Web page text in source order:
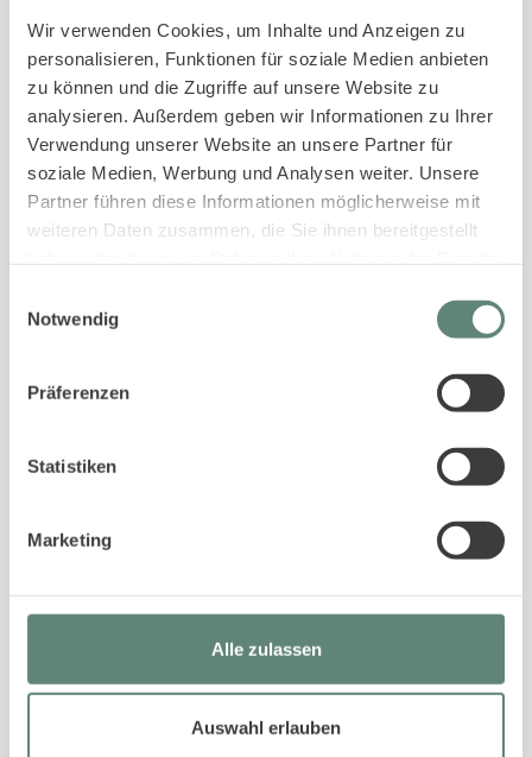
Wir verwenden Cookies, um Inhalte und Anzeigen zu
personalisieren, Funktionen für soziale Medien anbieten
zu können und die Zugriffe auf unsere Website zu
analysieren. Außerdem geben wir Informationen zu Ihrer
Verwendung unserer Website an unsere Partner für
soziale Medien, Werbung und Analysen weiter. Unsere
Partner führen diese Informationen möglicherweise mit
weiteren Daten zusammen, die Sie ihnen bereitgestellt
Notwendig
Präferenzen
Statistiken
Marketing
Alle zulassen
Auswahl erlauben
Sofortige Buchungsbestätigung
An- und Abreise kontaktlos möglich
Bestpreis-Garantie für Ihren Urlaub
PASSENDE UNTERKÜNFTE ZUR SUCHE
Gleiche Gästeanzahl
4.7